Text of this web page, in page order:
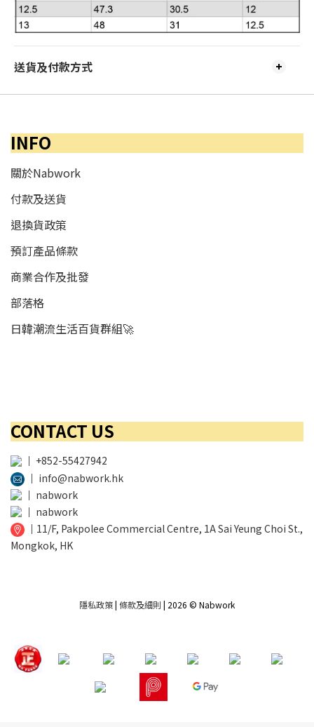
送貨及付款方式
INFO
關於Nabwork
付款及送貨
退換貨政策
預訂產品條款
商業合作及批發
部落格
日韓潮流生活百貨群組🚀
CONTACT US
│ +852-55427942
│ info@nabwork.hk
│ nabwork
│ nabwork
│ 11/F, Pakpolee Commercial Centre, 1A Sai Yeung Choi St.,
Mongkok, HK
隱私政策| 條款及細則 | 2026 © Nabwork